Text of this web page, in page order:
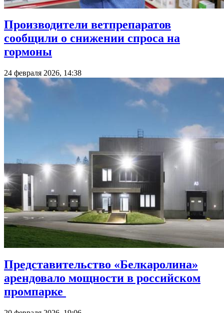
Производители ветпрепаратов
сообщили о снижении спроса на
гормоны
24 февраля 2026, 14:38
Представительство «Белкаролина»
арендовало мощности в российском
промпарке